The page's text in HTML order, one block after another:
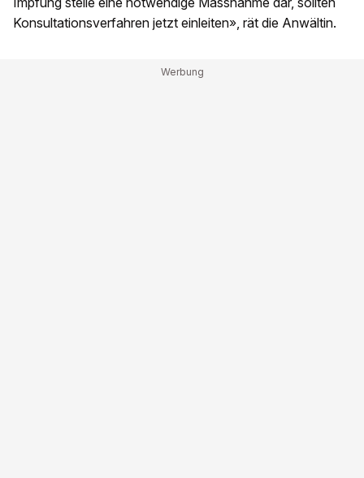
Konsultationsverfahren jetzt einleiten», rät die Anwältin.